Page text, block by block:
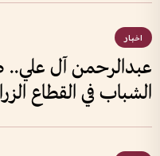
اخبار
عبدالرحمن آل
الشباب في القطاع